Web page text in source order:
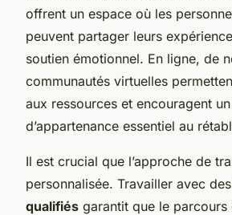
offrent un espace où les
peuvent partager leurs
soutien émotionnel. En ligne, de
communautés virtuelles
aux ressources et encouragent
d’appartenance essentiel au
Il est crucial que l’approche de
personnalisée. Travailler avec des
qualifiés garantit que le parcours